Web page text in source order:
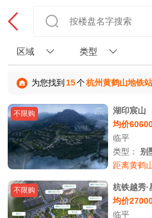
区域 类型
为您找到 15个杭州黄鹤山地铁
不限购
湖印宸山
均价
临平
类型：别
距离黄鹤
不限购
杭铁越秀·
均价
临平